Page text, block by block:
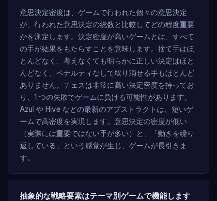
意思決定密度は、ゲームで行われた個々の意思決定
が、行われた意思決定の総数と比較してどの程度重要
かを測定します。決定密度が高いゲームとは、すべて
の手が結果をもたらすことを意味します。捨て手はほ
とんどなく、考えなくても明らかに正しい決定はほと
んどなく、ペナルティなしで取り消せる手もほとんど
ありません。チェスは非常に高い決定密度を持ってお
り、1 つの失敗でゲームに負ける可能性があります。
Azul や Hive などの最新のアブストラクトは、短いゲ
ームで高密度を実現します。意思決定の密度が低い
（実際には重要ではない手が多い）と、「動きを繰り
返している」という感覚が生じ、ゲームが長引きま
す。
抽象的な戦略要素はテーマ別ゲームで機能します